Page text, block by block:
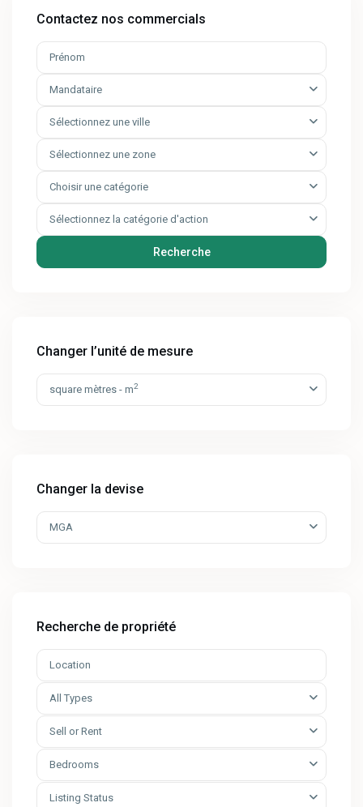
Contactez nos commercials
Mandataire
Sélectionnez une ville
Sélectionnez une zone
Choisir une catégorie
Sélectionnez la catégorie d'action
Recherche
Changer l’unité de mesure
square mètres - m2
Changer la devise
MGA
Recherche de propriété
All Types
Sell or Rent
Bedrooms
Listing Status